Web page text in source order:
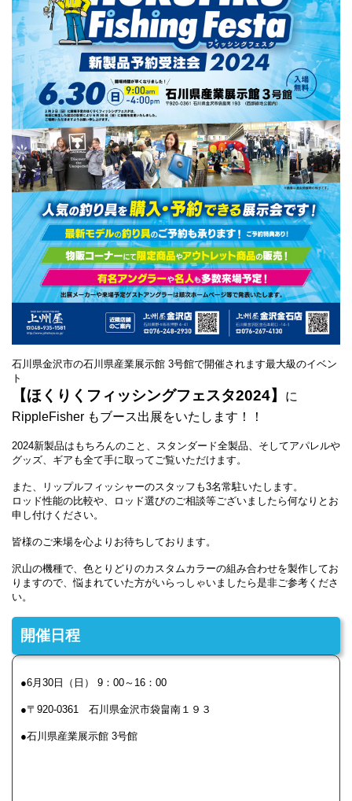
石川県金沢市の石川県産業展示館 3号館で開催されます最大級のイベン
ト
【ほくりくフィッシングフェスタ2024】
に
RippleFisher もブース出展をいたします！！
2024新製品はもちろんのこと、スタンダード全製品、そしてアパレルや
グッズ、ギアも全て手に取ってご覧いただけます。
また、リップルフィッシャーのスタッフも3名常駐いたします。
ロッド性能の比較や、ロッド選びのご相談等ございましたら何なりとお
申し付けください。
皆様のご来場を心よりお待ちしております。
沢山の機種で、色とりどりのカスタムカラーの組み合わせを製作してお
りますので、悩まれていた方がいらっしゃいましたら是非ご参考くださ
い。
開催日程
●6月30日（日） 9：00～16：00
●〒920-0361 石川県金沢市袋畠南１９３
●石川県産業展示館 3号館